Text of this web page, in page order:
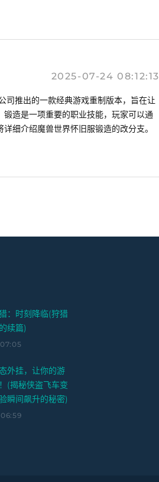
2025-07-24 08:12:13
司推出的一款经典游戏重制版本，旨在让
造是一项重要的职业技能，玩家可以通
细介绍魔兽世界怀旧服锻造的改分支。
：时刻降临(狩猎
续篇)
外挂，让你的游
(揭秘侠盗飞车变
瞬间飙升的秘密)